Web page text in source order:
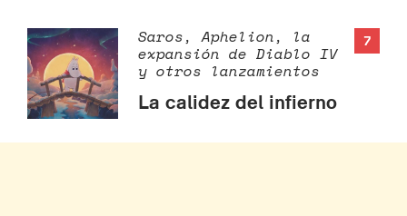
7
Saros, Aphelion, la
expansión de Diablo IV
y otros lanzamientos
La calidez del infierno